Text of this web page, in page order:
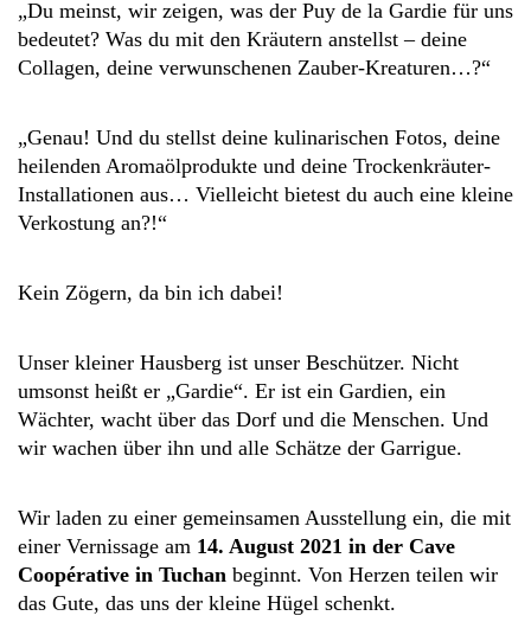
„Du meinst, wir zeigen, was der Puy de la Gardie für uns
bedeutet? Was du mit den Kräutern anstellst – deine
Collagen, deine verwunschenen Zauber-Kreaturen…?“
„Genau! Und du stellst deine kulinarischen Fotos, deine
heilenden Aromaölprodukte und deine Trockenkräuter-
Installationen aus… Vielleicht bietest du auch eine kleine
Verkostung an?!“
Kein Zögern, da bin ich dabei!
Unser kleiner Hausberg ist unser Beschützer. Nicht
umsonst heißt er „Gardie“. Er ist ein Gardien, ein
Wächter, wacht über das Dorf und die Menschen. Und
wir wachen über ihn und alle Schätze der Garrigue.
Wir laden zu einer gemeinsamen Ausstellung ein, die mit
einer Vernissage am 14. August 2021 in der Cave
Coopérative in Tuchan beginnt. Von Herzen teilen wir
das Gute, das uns der kleine Hügel schenkt.